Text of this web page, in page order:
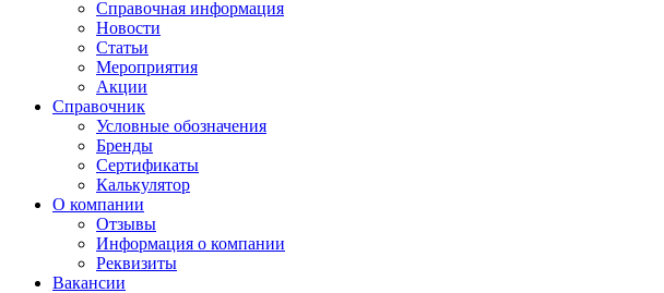
Справочная информация
Новости
Статьи
Мероприятия
Акции
Справочник
Условные обозначения
Бренды
Сертификаты
Калькулятор
О компании
Отзывы
Информация о компании
Реквизиты
Вакансии